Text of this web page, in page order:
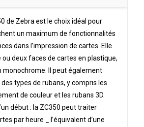
de Zebra est le choix idéal pour
un maximum de fonctionnalités
dans l’impression de cartes. Elle
deux faces de cartes en plastique,
monochrome. Il peut également
types de rubans, y compris les
de couleur et les rubans 3D.
début : la ZC350 peut traiter
par heure _ l’équivalent d’une